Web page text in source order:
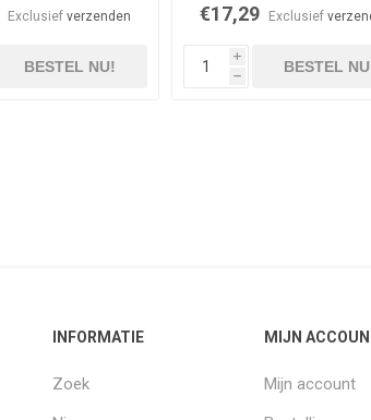
Exclusiefverzenden
BESTEL NU!
€17,29 Exclusief
i
h
BESTEL
INFORMATIE
Zoek
MIJN
Mijn account